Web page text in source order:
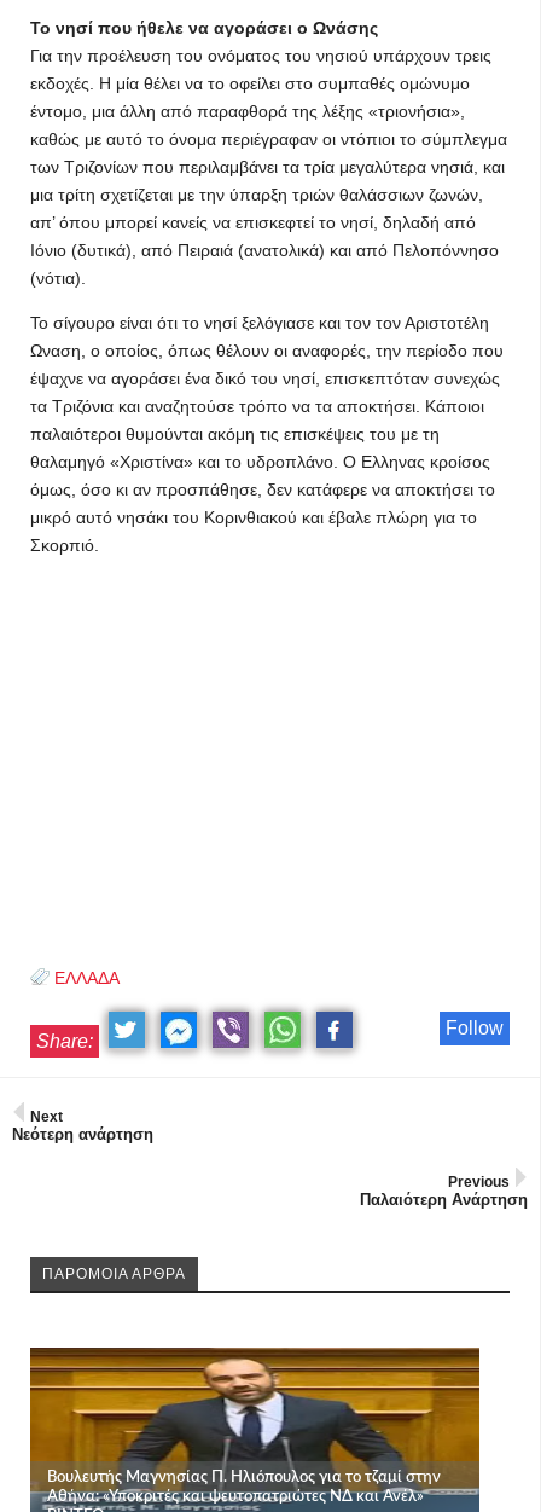
Το νησί που ήθελε να αγοράσει ο Ωνάσης
Για την προέλευση του ονόματος του νησιού υπάρχουν τρεις
εκδοχές. Η μία θέλει να το οφείλει στο συμπαθές ομώνυμο
έντομο, μια άλλη από παραφθορά της λέξης «τριονήσια»,
καθώς με αυτό το όνομα περιέγραφαν οι ντόπιοι το σύμπλεγμα
των Τριζονίων που περιλαμβάνει τα τρία μεγαλύτερα νησιά, και
μια τρίτη σχετίζεται με την ύπαρξη τριών θαλάσσιων ζωνών,
απ’ όπου μπορεί κανείς να επισκεφτεί το νησί, δηλαδή από
Ιόνιο (δυτικά), από Πειραιά (ανατολικά) και από Πελοπόννησο
(νότια).
Το σίγουρο είναι ότι το νησί ξελόγιασε και τον τον Αριστοτέλη
Ωναση, ο οποίος, όπως θέλουν οι αναφορές, την περίοδο που
έψαχνε να αγοράσει ένα δικό του νησί, επισκεπτόταν συνεχώς
τα Τριζόνια και αναζητούσε τρόπο να τα αποκτήσει. Κάποιοι
παλαιότεροι θυμούνται ακόμη τις επισκέψεις του με τη
θαλαμηγό «Χριστίνα» και το υδροπλάνο. Ο Ελληνας κροίσος
όμως, όσο κι αν προσπάθησε, δεν κατάφερε να αποκτήσει το
μικρό αυτό νησάκι του Κορινθιακού και έβαλε πλώρη για το
Σκορπιό.
ΕΛΛΑΔΑ
Follow
Share:
Next
Νεότερη ανάρτηση
Previous
Παλαιότερη Ανάρτηση
ΠΑΡΟΜΟΙΑ ΑΡΘΡΑ